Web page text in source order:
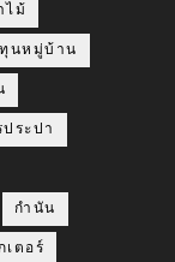
ไม้
นหมู่บ้าน
ประปา
กำนัน
เตอร์